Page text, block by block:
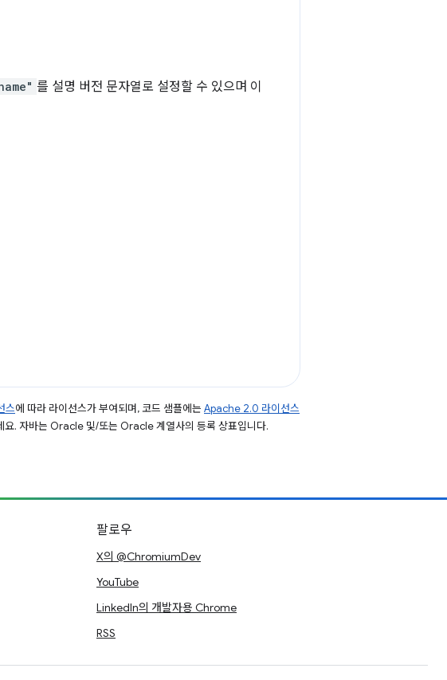
를 설명 버전 문자열로 설정할 수 있으며 이
스에 따라 라이선스가 부여되며, 코드 샘플에는 Apache 2.0 라이선스
요. 자바는 Oracle 및/또는 Oracle 계열사의 등록 상표입니다.
팔로우
X의 @ChromiumDev
YouTube
LinkedIn의 개발자용 Chrome
RSS